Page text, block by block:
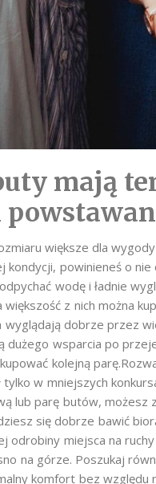
mają
większe dla
powinieneś o nie
wodę i ładnie
z nich można
dobrze przez
dużego wsparcia po
kolejną
tylko w mniejszych
lub parę butów, możesz
się dobrze bawić
odrobiny miejsca na
na górze. Poszukaj
komfort bez